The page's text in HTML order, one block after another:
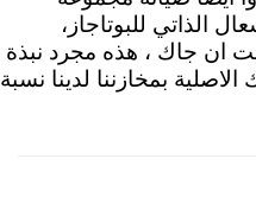
الذاتي للبوتاجاز،
ان جاك ، هذه مجرد نبذة
بمخازننا لدينا نسبة